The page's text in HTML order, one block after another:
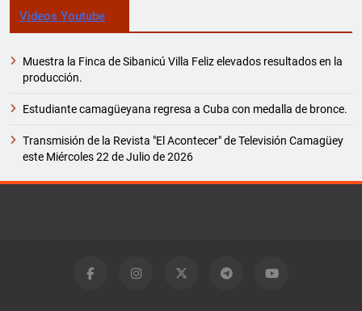
Videos Youtube
Muestra la Finca de Sibanicú Villa Feliz elevados resultados en la
producción.
Estudiante camagüeyana regresa a Cuba con medalla de bronce.
Transmisión de la Revista "El Acontecer" de Televisión Camagüey
este Miércoles 22 de Julio de 2026